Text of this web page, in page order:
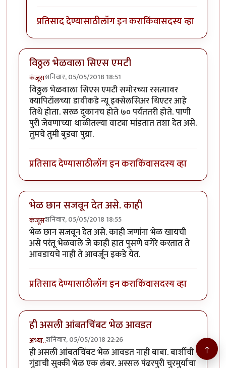
प्रतिसाद देण्यासाठीलॉग इन कराकिंवासदस्य व्हा
विठ्ठल भेळवाला सिएस एमटी
कंजूसशनिवार, 05/05/2018 18:51
विठ्ठल भेळवाला सिएस एमटी समोरच्या रसत्यावर
क्यापिटॉलच्या डावीकडे न्यू इक्सेलसिअर थिएटर आहे
तिथे होता. सरळ दुकानच होते ७० पर्यंततरी होते. पाणी
पुरी जेवणाच्या थाळीतल्या वाट्या मांडतात तशा देत असे.
तुमचे तुमी बुडवा पुय्रा.
प्रतिसाद देण्यासाठीलॉग इन कराकिंवासदस्य व्हा
भेळ छान सजवून देत असे. काही
कंजूसशनिवार, 05/05/2018 18:55
भेळ छान सजवून देत असे. काही जणांना भेळ खायची
असे परंतू भेळवाले जे काही हात पुसणे वगेरे करतात ते
आवडायचे नाही ते आवर्जून इकडे येत.
प्रतिसाद देण्यासाठीलॉग इन कराकिंवासदस्य व्हा
ही असली आंबतचिंबट भेळ आवडत
अभ्या..शनिवार, 05/05/2018 22:26
ही असली आंबतचिंबट भेळ आवडत नाही बाबा. बार्शीची
गुंडाची सुक्की भेळ एक लंबर. अस्सल पंढरपुरी चुरमुर्याचा
↑